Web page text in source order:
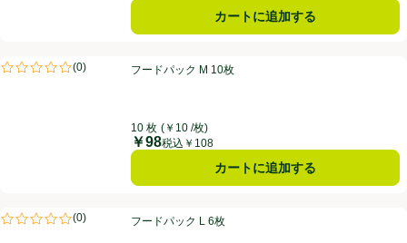
カートに追加する
フードパック M 10枚
(0)
評価は0件のレビューで5点中0.0点。
フードパック M 10枚
10 枚 (￥10 /枚)
価格
￥98税込￥108
カートに追加する
フードパック L 6枚
(0)
評価は0件のレビューで5点中0.0点。
フードパック L 6枚